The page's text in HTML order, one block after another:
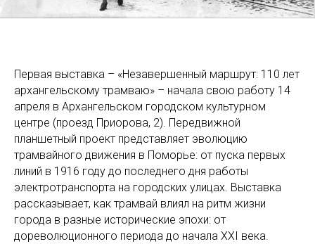
Первая выставка – «Незавершенный маршрут: 110 лет
архангельскому трамваю» – начала свою работу 14
апреля в Архангельском городском культурном
центре (проезд Приорова, 2). Передвижной
планшетный проект представляет эволюцию
трамвайного движения в Поморье: от пуска первых
линий в 1916 году до последнего дня работы
электротранспорта на городских улицах. Выставка
рассказывает, как трамвай влиял на ритм жизни
города в разные исторические эпохи: от
дореволюционного периода до начала XXI века.